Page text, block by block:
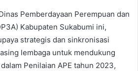
Pemberdayaan Perempuan dan
Kabupaten Sukabumi ini,
strategis dan sinkronisasi
lembaga untuk mendukung
Penilaian APE tahun 2023,